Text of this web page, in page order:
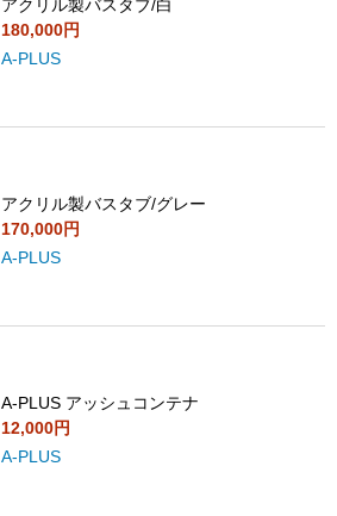
アクリル製バスタブ/白
180,000円
A-PLUS
アクリル製バスタブ/グレー
170,000円
A-PLUS
A-PLUS アッシュコンテナ
12,000円
A-PLUS